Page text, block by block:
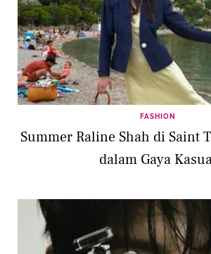
FASHION
Summer Raline Shah di Saint
dalam Gaya